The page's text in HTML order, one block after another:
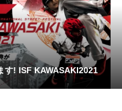
す! ISF KAWASAKI2021